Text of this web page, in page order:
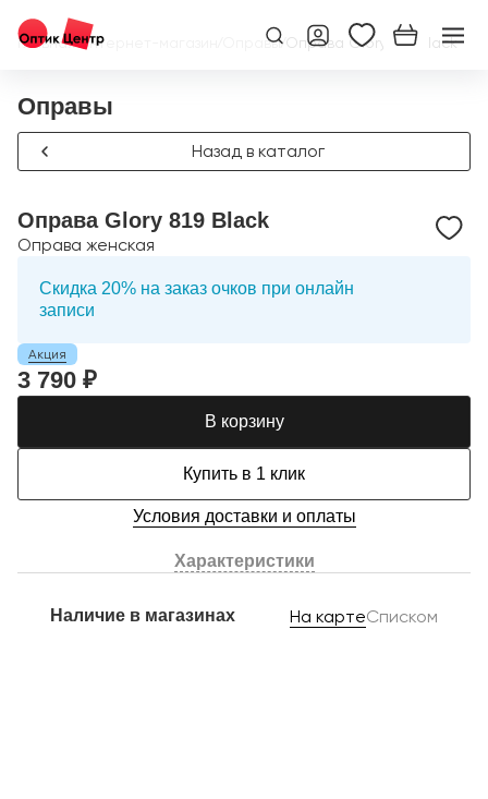
Главная/Интернет-магазин Оправы/Оправа Glory 819 Black
Оправы
Назад в каталог
Оправа Glory 819 Black
Оправа женская
Скидка 20% на заказ очков при онлайн
записи
Акция
3 790 ₽
В корзину
Купить в 1 клик
Условия доставки и оплаты
Характеристики
Наличие в магазинах На картеСписком